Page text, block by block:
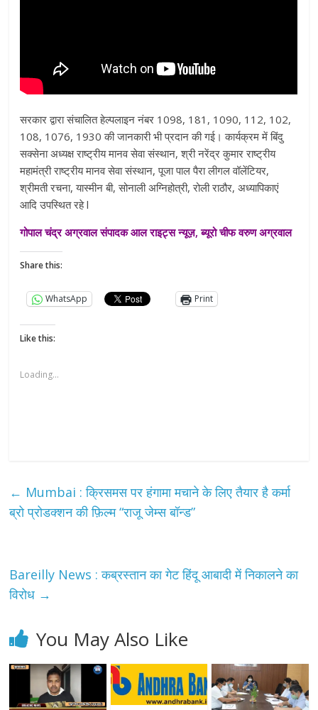
सरकार द्वारा संचालित हेल्पलाइन नंबर 1098, 181, 1090, 112, 102,
108, 1076, 1930 की जानकारी भी प्रदान की गई। कार्यक्रम में बिंदु
सक्सेना अध्यक्ष राष्ट्रीय मानव सेवा संस्थान, श्री नरेंद्र कुमार राष्ट्रीय
महामंत्री राष्ट्रीय मानव सेवा संस्थान, पूजा पाल पैरा लीगल वॉलेंटियर,
श्रीमती रचना, यास्मीन बी, सोनाली अग्निहोत्री, रोली राठौर, अध्यापिकाएं
आदि उपस्थित रहे l
गोपाल चंद्र अग्रवाल संपादक आल राइट्स न्यूज़, ब्यूरो चीफ वरुण अग्रवाल
Share this:
WhatsApp Print
Like this:
Loading...
← Mumbai : क्रिसमस पर हंगामा मचाने के लिए तैयार है कर्मा
ब्रो प्रोडक्शन की फ़िल्म “राजू जेम्स बॉन्ड”
Bareilly News : कब्रस्तान का गेट हिंदू आबादी में निकालने का
विरोध →
You May Also Like